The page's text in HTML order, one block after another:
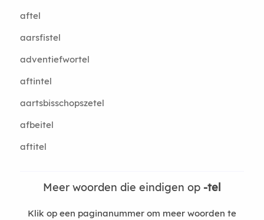
aftel
aarsfistel
adventiefwortel
aftintel
aartsbisschopszetel
afbeitel
aftitel
Meer woorden die eindigen op -tel
Klik op een paginanummer om meer woorden te